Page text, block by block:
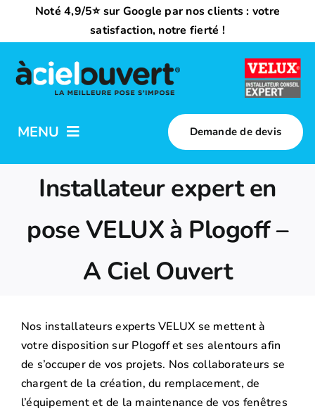
contenu
Noté 4,9/5⭐ sur Google par nos clients : votre
satisfaction, notre fierté !
MENU
Qui sommes-nous ?
Trouvez votre installateur
Demande de devis
Installateur expert en
pose VELUX à Plogoff –
A Ciel Ouvert
Nos installateurs experts VELUX se mettent à
votre disposition sur Plogoff et ses alentours afin
de s’occuper de vos projets. Nos collaborateurs se
chargent de la création, du remplacement, de
l’équipement et de la maintenance de vos fenêtres